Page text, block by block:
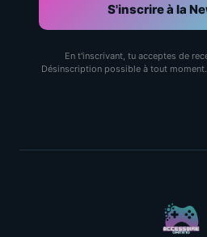
S'inscrire à la
En t'inscrivant, tu acceptes de
Désinscription possible à tout moment.